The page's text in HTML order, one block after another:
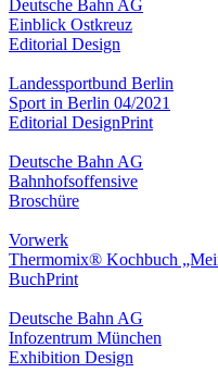
Deutsche Bahn AG
Einblick Ostkreuz
Editorial Design
Landessportbund Berlin
Sport in Berlin 04/2021
Editorial DesignPrint
Deutsche Bahn AG
Bahnhofsoffensive
Broschüre
Vorwerk
Thermomix® Kochbuch
BuchPrint
Deutsche Bahn AG
Infozentrum München
Exhibition Design